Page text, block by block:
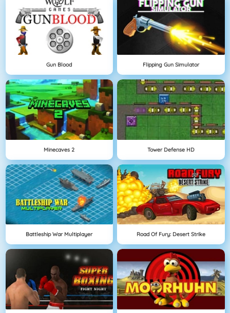
Gun Blood Flipping Gun Simulator
Minecaves 2 Tower Defense HD
Battleship War Multiplayer Road Of Fury: Desert Strike